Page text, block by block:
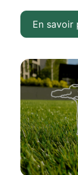
En savoir